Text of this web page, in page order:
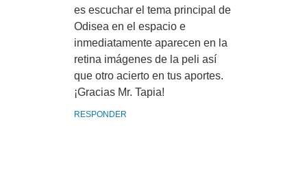
es escuchar el tema principal de
Odisea en el espacio e
inmediatamente aparecen en la
retina imágenes de la peli así
que otro acierto en tus aportes.
¡Gracias Mr. Tapia!
RESPONDER